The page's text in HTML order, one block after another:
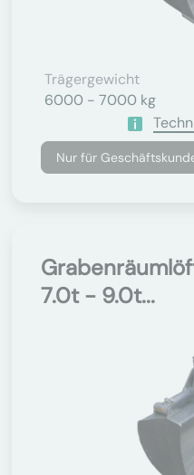
Trägergewicht
6000 - 7000 kg
Nur für
7.0t - 9.0t...